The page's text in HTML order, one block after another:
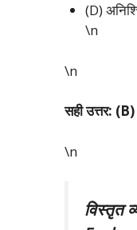
(D)
\n
\n
सही उत्तर: (B)
\n
विस्तृत